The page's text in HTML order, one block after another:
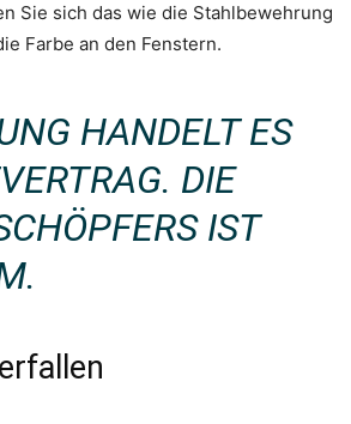
Sie sich das wie die Stahlbewehrung
Farbe an den Fenstern.
HANDELT ES
DIE
IST